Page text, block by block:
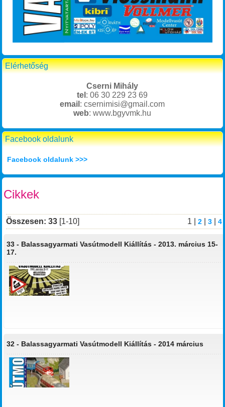
Elérhetőség
Cserni Mihály
tel : 06 30 229 23 69
email : csernimisi@gmail.com
web: www.bgyvmk.hu
Facebook oldalunk
Facebook oldalunk >>>
Cikkek
Összesen: 33 [1-10] 1 | 2| 3| 4
33 - Balassagyarmati Vasútmodell Kiállítás - 2013. március 15-
17.
32 - Balassagyarmati Vasútmodell Kiállítás - 2014 március